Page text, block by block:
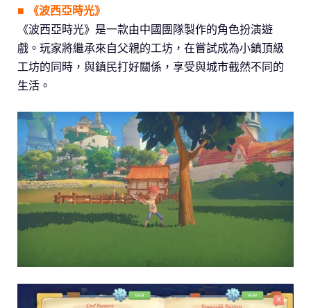
■ 《波西亞時光》
《波西亞時光》是一款由中國團隊製作的角色扮演遊
戲。玩家將繼承來自父親的工坊，在嘗試成為小鎮頂級
工坊的同時，與鎮民打好關係，享受與城市截然不同的
生活。